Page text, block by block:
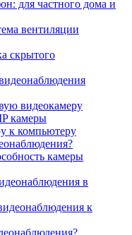
для частного дома и
вентиляции
скрытого
видеокамеру
камеры
к компьютеру
камеры
в
к